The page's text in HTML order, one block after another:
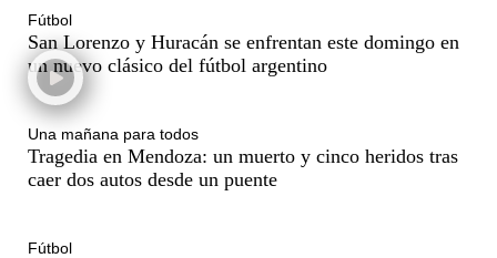
un pancho
09:14
El juicio a "Pity" Álvarez por el asesinato de Cristian Díaz en
Villa Lugano iniciará este lunes
09:13 Mundo
Fútbol
San Lorenzo y Huracán se enfrentan este domingo en
un nuevo clásico del fútbol argentino
Una mañana para todos
Tragedia en Mendoza: un muerto y cinco heridos tras
caer dos autos desde un puente
Fútbol